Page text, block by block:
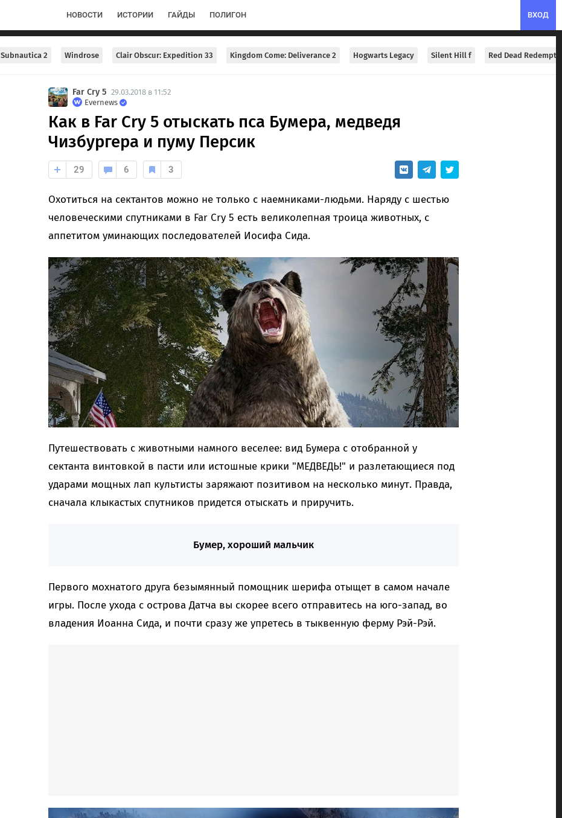
ВХОД
НОВОСТИ ИСТОРИИ ГАЙДЫ ПОЛИГОН
Subnautica 2 Windrose Clair Obscur: Expedition 33 Kingdom Come: Deliverance 2 Hogwarts Legacy Silent Hill f Red Dead
Far Cry 5 29.03.2018 в 11:52
Evernews
Как в Far Cry 5 отыскать пса Бумера, медведя
Чизбургера и пуму Персик
29 6 3
Охотиться на сектантов можно не только с наемниками-людьми. Наряду с шестью
человеческими спутниками в Far Cry 5 есть великолепная троица животных, с
аппетитом уминающих последователей Иосифа Сида.
Путешествовать с животными намного веселее: вид Бумера с отобранной у
сектанта винтовкой в пасти или истошные крики "МЕДВЕДЬ!" и разлетающиеся под
ударами мощных лап культисты заряжают позитивом на несколько минут. Правда,
сначала клыкастых спутников придется отыскать и приручить.
Бумер, хороший мальчик
Первого мохнатого друга безымянный помощник шерифа отыщет в самом начале
игры. После ухода с острова Датча вы скорее всего отправитесь на юго-запад, во
владения Иоанна Сида, и почти сразу же упретесь в тыквенную ферму Рэй-Рэй.